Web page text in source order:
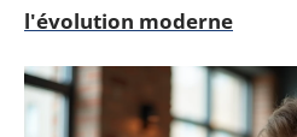
l'évolution moderne